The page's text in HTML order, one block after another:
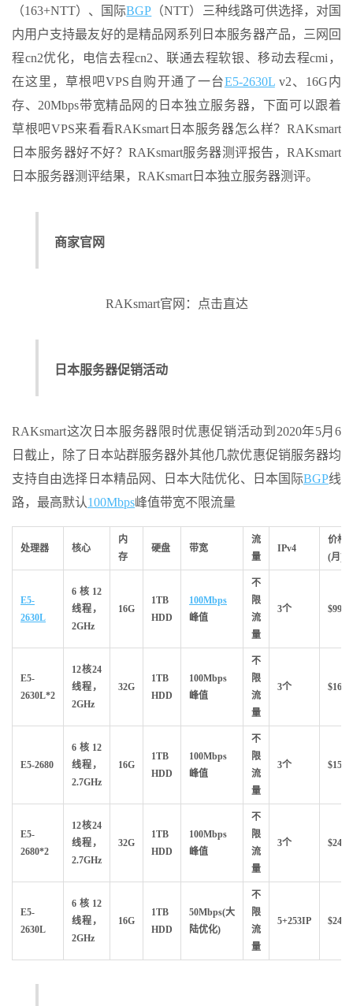
（163+NTT）、国际BGP （NTT）三种线路可供选择，对国
内用户支持最友好的是精品网系列日本服务器产品，三网回
程cn2优化，电信去程cn2、联通去程软银、移动去程cmi，
在这里，草根吧VPS自购开通了一台E5-2630Lv2、16G内
存、20Mbps带宽精品网的日本独立服务器，下面可以跟着
草根吧VPS来看看RAKsmart日本服务器怎么样？RAKsmart
日本服务器好不好？RAKsmart服务器测评报告，RAKsmart
日本服务器测评结果，RAKsmart日本独立服务器测评。
商家官网
RAKsmart官网：点击直达
日本服务器促销活动
RAKsmart这次日本服务器限时优惠促销活动到2020年5月6
日截止，除了日本站群服务器外其他几款优惠促销服务器均
支持自由选择日本精品网、日本大陆优化、日本国际BGP线
路，最高默认100Mbps峰值带宽不限流量
处理器 核心
内
存
硬盘 带宽
流
量
IPv4
价格
(月)
E5-
2630L
6核12
线程，
2GHz
16G
1TB
HDD
100Mbps
峰值
不
限
流
量
3个 $99
E5-
2630L*2
12核24
线程，
2GHz
32G
1TB
HDD
100Mbps
峰值
不
限
流
量
3个 $169
E5-2680
6核12
线程，
2.7GHz
16G
1TB
HDD
100Mbps
峰值
不
限
流
量
3个 $159
E5-
2680*2
12核24
线程，
2.7GHz
32G
1TB
HDD
100Mbps
峰值
不
限
流
量
3个 $249
E5-
2630L
6核12
线程，
2GHz
16G
1TB
HDD
50Mbps(大
陆优化)
不
限
流
量
5+253IP $241